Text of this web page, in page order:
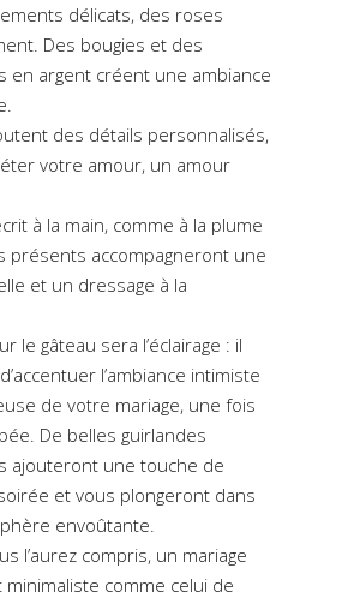
délicats, des roses
Des bougies et des
en argent créent une ambiance
des détails personnalisés,
votre amour, un amour
à la main, comme à la plume
présents accompagneront une
et un dressage à la
le gâteau sera l’éclairage : il
l’ambiance intimiste
de votre mariage, une fois
De belles guirlandes
ajouteront une touche de
et vous plongeront dans
envoûtante.
l’aurez compris, un mariage
comme celui de